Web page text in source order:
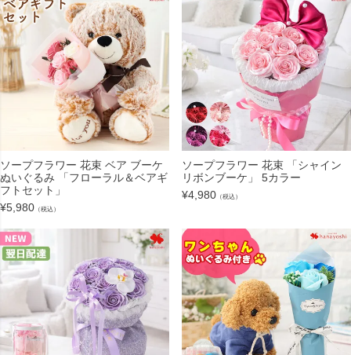
ソープフラワー 花束 ベア ブーケ
ぬいぐるみ 「フローラル＆ベアギ
フトセット」
¥5,980 （税込）
ソープフラワー 花束 「シャイン
リボンブーケ」 5カラー
¥4,980 （税込）